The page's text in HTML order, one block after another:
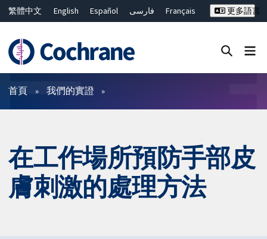
繁體中文 English Español فارسی
Français
ไทย
简体中文
更多語言
篩選條件
首頁 我們的實證
在工作場所預防手部皮
膚刺激的處理方法